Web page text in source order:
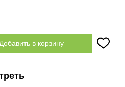
Добавить в корзину